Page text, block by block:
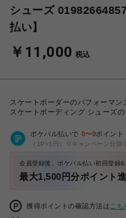
シューズ
払い】
￥11,000 税込
スケートボーダーのパフォーマ
スケートボーディング シューズ
ポケパル払いで 0〜0ポイント
（1P=1円）※キャンペーン分除く
会員登録後、ポケパル払い初回登録
最大1,500円分ポイント
獲得ポイントの確認方法は こち